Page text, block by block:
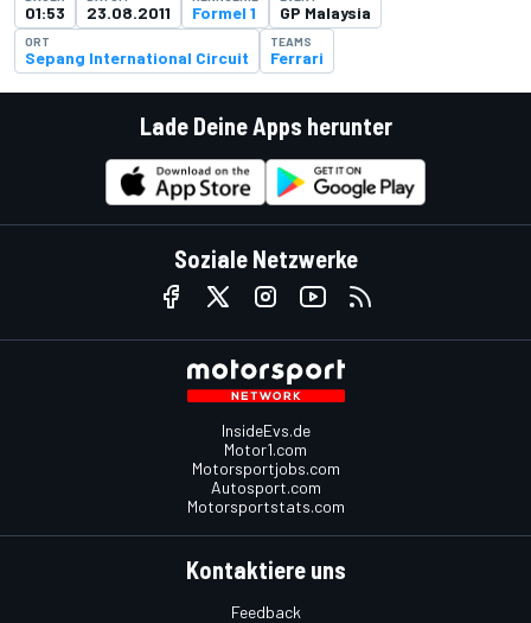
01:53 23.08.2011 Formel 1 GP Malaysia
ORT
Sepang International Circuit
TEAMS
Ferrari
Lade Deine Apps herunter
Soziale Netzwerke
InsideEvs.de
Motor1.com
Motorsportjobs.com
Autosport.com
Motorsportstats.com
Kontaktiere uns
Feedback